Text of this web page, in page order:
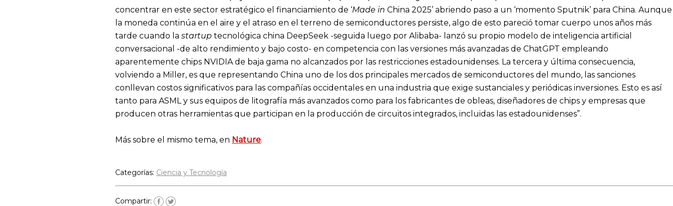
concentrar en este sector estratégico el financiamiento de ‘Made in China 2025’ abriendo paso a un ‘momento Sputnik’ para China. Aunque
la moneda continúa en el aire y el atraso en el terreno de semiconductores persiste, algo de esto pareció tomar cuerpo unos años más
tarde cuando la startup tecnológica china DeepSeek -seguida luego por Alibaba- lanzó su propio modelo de inteligencia artificial
conversacional -de alto rendimiento y bajo costo- en competencia con las versiones más avanzadas de ChatGPT empleando
aparentemente chips NVIDIA de baja gama no alcanzados por las restricciones estadounidenses. La tercera y última consecuencia,
volviendo a Miller, es que representando China uno de los dos principales mercados de semiconductores del mundo, las sanciones
conllevan costos significativos para las compañías occidentales en una industria que exige sustanciales y periódicas inversiones. Esto es así
tanto para ASML y sus equipos de litografía más avanzados como para los fabricantes de obleas, diseñadores de chips y empresas que
producen otras herramientas que participan en la producción de circuitos integrados, incluidas las estadounidenses”.
Más sobre el mismo tema, en Nature.
Categorías: Ciencia y Tecnología
Compartir: